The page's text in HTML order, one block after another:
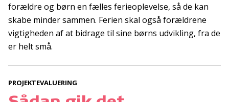
forældre og børn en fælles ferieoplevelse, så de kan
skabe minder sammen. Ferien skal også forældrene
vigtigheden af at bidrage til sine børns udvikling, fra de
er helt små.
PROJEKTEVALUERING
De seneste nyheder om TrygFondens og TryghedsGruppens
aktiviteter direkte i din indbakke.
Tilmeld